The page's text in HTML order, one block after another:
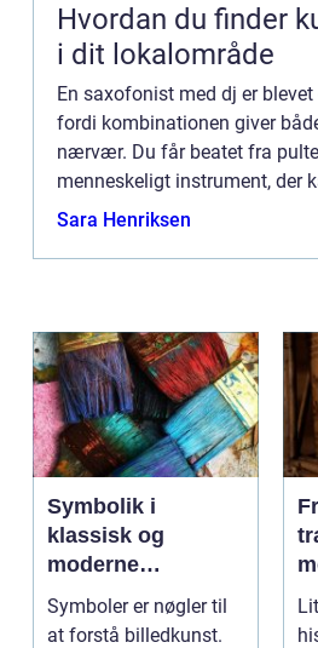
Hvordan du finder
i dit lokalområde
En saxofonist med dj er
fordi kombinationen giver
nærvær. Du får beatet fra
menneskeligt instrument, der
rundt blandt gæsterne...
Sara Henriksen
Symbolik i
klassisk og
moderne
billedkunst
Symboler er nøgler til
at forstå billedkunst.